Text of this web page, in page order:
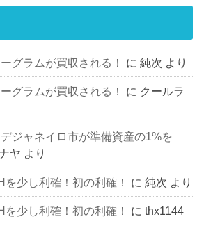
グラムが買収される！ に純次 より
グラムが買収される！ に クールラ
ジャネイロ市が準備資産の1%を
ヤ より
少し利確！初の利確！ に純次 より
少し利確！初の利確！ にthx1144